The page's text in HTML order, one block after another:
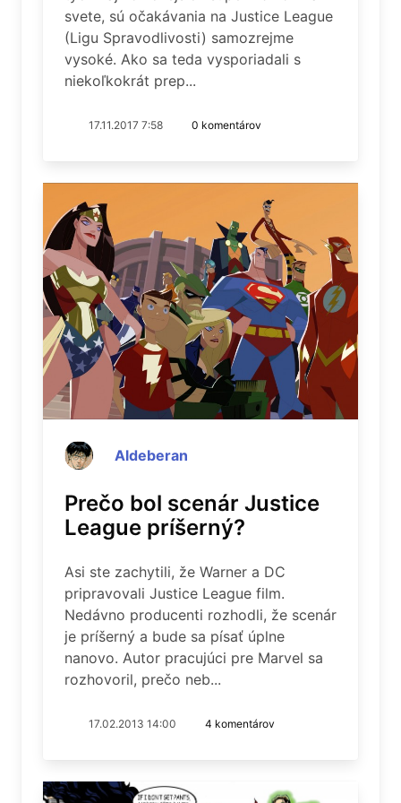
svete, sú očakávania na Justice League
(Ligu Spravodlivosti) samozrejme
vysoké. Ako sa teda vysporiadali s
niekoľkokrát prep...
17.11.2017 7:58 0 komentárov
Aldeberan
Prečo bol scenár Justice
League príšerný?
Asi ste zachytili, že Warner a DC
pripravovali Justice League film.
Nedávno producenti rozhodli, že scenár
je príšerný a bude sa písať úplne
nanovo. Autor pracujúci pre Marvel sa
rozhovoril, prečo neb...
17.02.2013 14:00 4 komentárov